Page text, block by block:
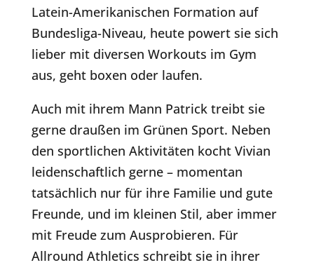
Latein-Amerikanischen Formation auf
Bundesliga-Niveau, heute powert sie sich
lieber mit diversen Workouts im Gym
aus, geht boxen oder laufen.
Auch mit ihrem Mann Patrick treibt sie
gerne draußen im Grünen Sport. Neben
den sportlichen Aktivitäten kocht Vivian
leidenschaftlich gerne – momentan
tatsächlich nur für ihre Familie und gute
Freunde, und im kleinen Stil, aber immer
mit Freude zum Ausprobieren. Für
Allround Athletics schreibt sie in ihrer